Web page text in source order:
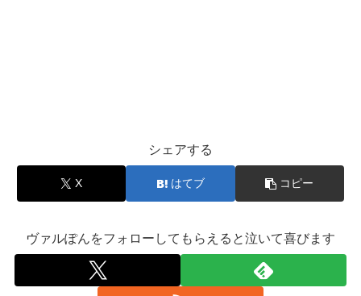
シェアする
X はてブ コピー
ヴァルぽんをフォローしてもらえると泣いて喜びます